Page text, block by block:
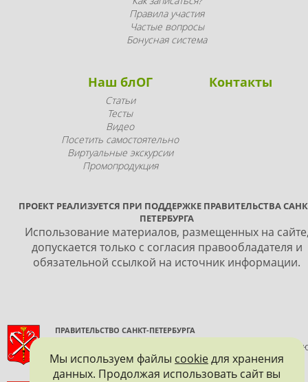
Правила участия
Частые вопросы
Бонусная система
Наш блОГ
Статьи
Тесты
Видео
Посетить самостоятельно
Виртуальные экскурсии
Промопродукция
Контакты
ПРОЕКТ РЕАЛИЗУЕТСЯ ПРИ ПОДДЕРЖКЕ ПРАВИТЕЛЬСТВА
ПЕТЕРБУРГА
Использование материалов, размещенных на
допускается только с согласия правообладателя и
обязательной ссылкой на источник информации.
ПРАВИТЕЛЬСТВО САНКТ-ПЕТЕРБУРГА
КОМИТЕТ ПО ГОСУДАРСТВЕННОМУ КОНТРОЛЮ,
И ОХРАНЕ ПАМЯТНИКОВ ИСТОРИИ И КУЛЬТУРЫ
Мы используем файлы cookieдля хранения
данных. Продолжая использовать сайт вы